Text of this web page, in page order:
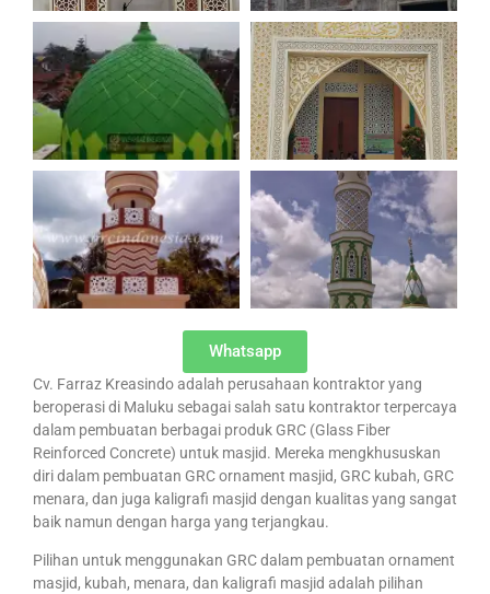
Whatsapp
Cv. Farraz Kreasindo adalah perusahaan kontraktor yang
beroperasi di Maluku sebagai salah satu kontraktor terpercaya
dalam pembuatan berbagai produk GRC (Glass Fiber
Reinforced Concrete) untuk masjid. Mereka mengkhususkan
diri dalam pembuatan GRC ornament masjid, GRC kubah, GRC
menara, dan juga kaligrafi masjid dengan kualitas yang sangat
baik namun dengan harga yang terjangkau.
Pilihan untuk menggunakan GRC dalam pembuatan ornament
masjid, kubah, menara, dan kaligrafi masjid adalah pilihan